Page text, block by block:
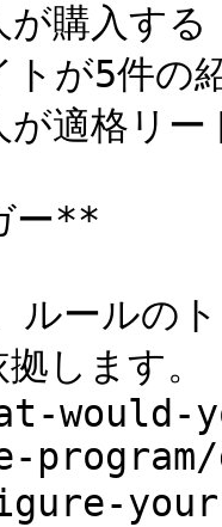
購入する
が5件の
適格リー
ー**
ールのト
拠します